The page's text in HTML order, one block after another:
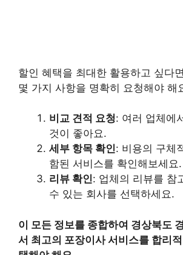
할인 혜택을 최대한 활용하고 싶다
몇 가지 사항을 명확히 요청해야 해
비교 견적 요청: 여러 업체에
것이 좋아요.
세부 항목 확인: 비용의 구체
함된 서비스를 확인해보세요.
리뷰 확인: 업체의 리뷰를 참
수 있는 회사를 선택하세요.
이 모든 정보를 종합하여 경상북도
서 최고의 포장이사 서비스를 합리